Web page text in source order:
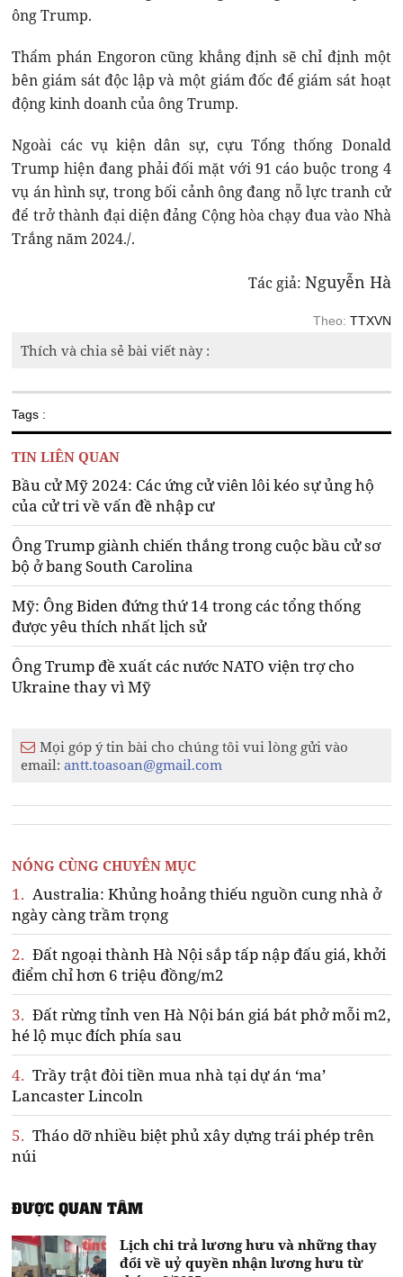
ông Trump.
Thẩm phán Engoron cũng khẳng định sẽ chỉ định một
bên giám sát độc lập và một giám đốc để giám sát hoạt
động kinh doanh của ông Trump.
Ngoài các vụ kiện dân sự, cựu Tổng thống Donald
Trump hiện đang phải đối mặt với 91 cáo buộc trong 4
vụ án hình sự, trong bối cảnh ông đang nỗ lực tranh cử
để trở thành đại diện đảng Cộng hòa chạy đua vào Nhà
Trắng năm 2024./.
Tác giả: Nguyễn Hà
Theo: TTXVN
Thích và chia sẻ bài viết này :
Tags :
TIN LIÊN QUAN
Bầu cử Mỹ 2024: Các ứng cử viên lôi kéo sự ủng hộ
của cử tri về vấn đề nhập cư
Ông Trump giành chiến thắng trong cuộc bầu cử sơ
bộ ở bang South Carolina
Mỹ: Ông Biden đứng thứ 14 trong các tổng thống
được yêu thích nhất lịch sử
Ông Trump đề xuất các nước NATO viện trợ cho
Ukraine thay vì Mỹ
Mọi góp ý tin bài cho chúng tôi vui lòng gửi vào
email:antt.toasoan@gmail.com
NÓNG CÙNG CHUYÊN MỤC
1. Australia: Khủng hoảng thiếu nguồn cung nhà ở
ngày càng trầm trọng
2. Đất ngoại thành Hà Nội sắp tấp nập đấu giá, khởi
điểm chỉ hơn 6 triệu đồng/m2
3. Đất rừng tỉnh ven Hà Nội bán giá bát phở mỗi m2,
hé lộ mục đích phía sau
4. Trầy trật đòi tiền mua nhà tại dự án ‘ma’
Lancaster Lincoln
5. Tháo dỡ nhiều biệt phủ xây dựng trái phép trên
núi
ĐƯỢC QUAN TÂM
Lịch chi trả lương hưu và những thay
đổi về uỷ quyền nhận lương hưu từ